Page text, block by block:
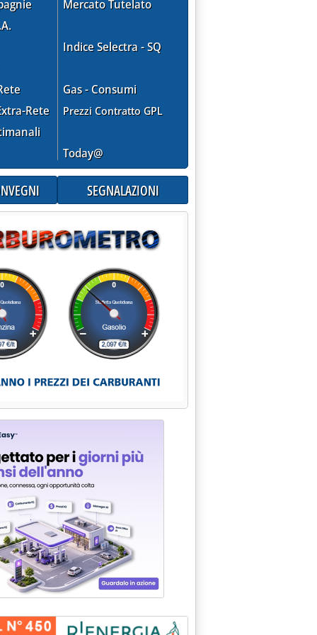
Rete
Mercato Tutelato
Indice Selectra - SQ
Gas - Consumi
Prezzi Contratto GPL
Today@
SEGNALAZIONI